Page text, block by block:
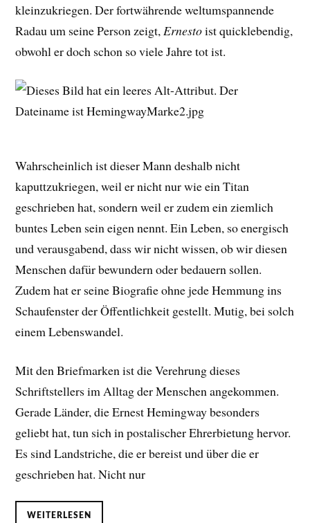
kleinzukriegen. Der fortwährende weltumspannende
Radau um seine Person zeigt, Ernestoist quicklebendig,
obwohl er doch schon so viele Jahre tot ist.
Wahrscheinlich ist dieser Mann deshalb nicht
kaputtzukriegen, weil er nicht nur wie ein Titan
geschrieben hat, sondern weil er zudem ein ziemlich
buntes Leben sein eigen nennt. Ein Leben, so energisch
und verausgabend, dass wir nicht wissen, ob wir diesen
Menschen dafür bewundern oder bedauern sollen.
Zudem hat er seine Biografie ohne jede Hemmung ins
Schaufenster der Öffentlichkeit gestellt. Mutig, bei solch
einem Lebenswandel.
Mit den Briefmarken ist die Verehrung dieses
Schriftstellers im Alltag der Menschen angekommen.
Gerade Länder, die Ernest Hemingway besonders
geliebt hat, tun sich in postalischer Ehrerbietung hervor.
Es sind Landstriche, die er bereist und über die er
geschrieben hat. Nicht nur
WEITERLESEN